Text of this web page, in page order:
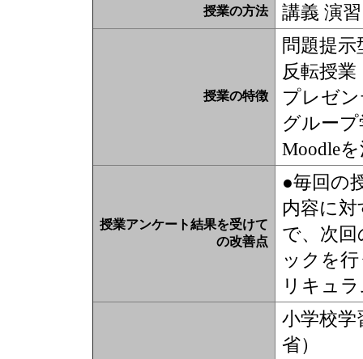
授業の方法 講義 演習
授業の特徴
問題提
反転授業
プレゼ
グルー
Moodle
授業アンケート結果を受けて
の改善点
●毎回の
内容に
で、次
ックを
リキュ
小学校
省）